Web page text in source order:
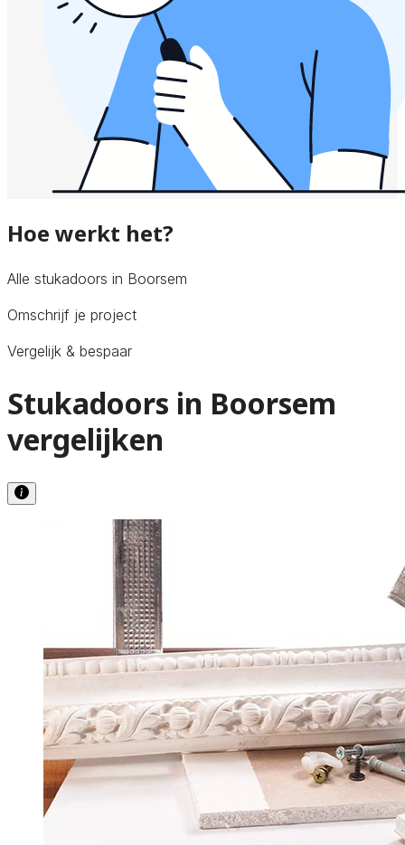
Hoe werkt het?
Alle stukadoors in Boorsem
Omschrijf je project
Vergelijk & bespaar
Stukadoors in Boorsem
vergelijken